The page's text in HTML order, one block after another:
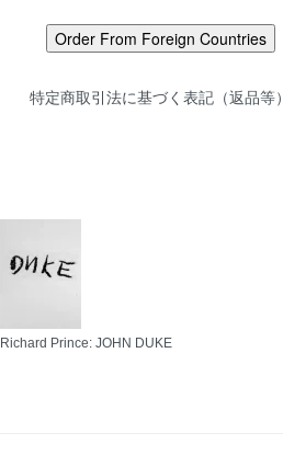
特定商取引法に基づく表記（返品等）
Richard Prince: JOHN DUKE